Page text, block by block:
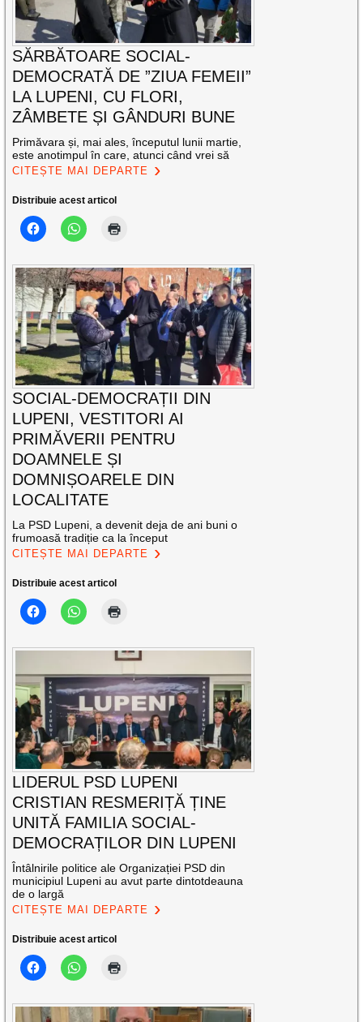
SĂRBĂTOARE SOCIAL-
DEMOCRATĂ DE ”ZIUA FEMEII”
LA LUPENI, CU FLORI,
ZÂMBETE ȘI GÂNDURI BUNE
Primăvara și, mai ales, începutul lunii martie,
este anotimpul în care, atunci când vrei să
CITEȘTE MAI DEPARTE
Distribuie acest articol
SOCIAL-DEMOCRAȚII DIN
LUPENI, VESTITORI AI
PRIMĂVERII PENTRU
DOAMNELE ȘI
DOMNIȘOARELE DIN
LOCALITATE
La PSD Lupeni, a devenit deja de ani buni o
frumoasă tradiție ca la început
CITEȘTE MAI DEPARTE
Distribuie acest articol
LIDERUL PSD LUPENI
CRISTIAN RESMERIȚĂ ȚINE
UNITĂ FAMILIA SOCIAL-
DEMOCRAȚILOR DIN LUPENI
Întâlnirile politice ale Organizației PSD din
municipiul Lupeni au avut parte dintotdeauna
de o largă
CITEȘTE MAI DEPARTE
Distribuie acest articol